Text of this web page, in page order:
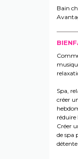
Bain
Spa,
créer
réduire
Créer
de spa